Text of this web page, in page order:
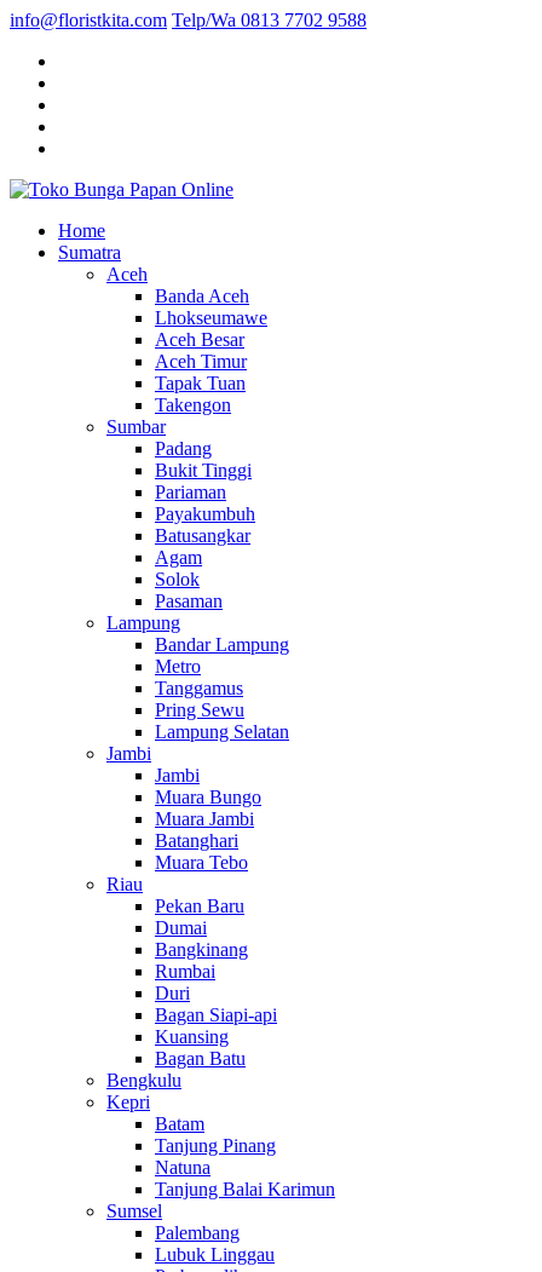
info@floristkita.com Telp/Wa 0813 7702 9588
Toko Bunga Papan Online
Karangan Bunga Kirim Langsung – Cepat di Medan
Home
Sumatra
Aceh
Banda Aceh
Lhokseumawe
Aceh Besar
Aceh Timur
Tapak Tuan
Takengon
Sumbar
Padang
Bukit Tinggi
Pariaman
Payakumbuh
Batusangkar
Agam
Solok
Pasaman
Lampung
Bandar Lampung
Metro
Tanggamus
Pring Sewu
Lampung Selatan
Jambi
Jambi
Muara Bungo
Muara Jambi
Batanghari
Muara Tebo
Riau
Pekan Baru
Dumai
Bangkinang
Rumbai
Duri
Bagan Siapi-api
Kuansing
Bagan Batu
Bengkulu
Kepri
Batam
Tanjung Pinang
Natuna
Tanjung Balai Karimun
Sumsel
Palembang
Lubuk Linggau